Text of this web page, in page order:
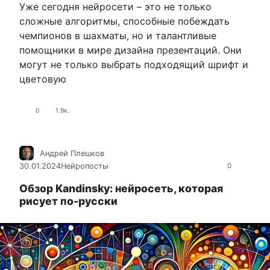
Уже сегодня нейросети – это не только
сложные алгоритмы, способные побеждать
чемпионов в шахматы, но и талантливые
помощники в мире дизайна презентаций. Они
могут не только выбрать подходящий шрифт и
цветовую
0 1.9к.
0
Андрей Плешков
30.01.2024Нейропосты
Обзор Kandinsky: нейросеть, которая
рисует по-русски